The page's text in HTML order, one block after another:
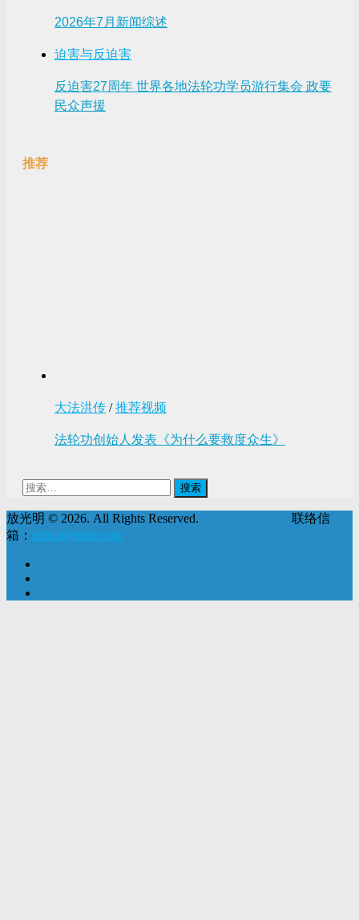
2026年7月新闻综述
迫害与反迫害
反迫害27周年 世界各地法轮功学员游行集会 政要
民众声援
推荐
大法洪传 /推荐视频
法轮功创始人发表《为什么要救度众生》
搜
放光明 © 2026. All Rights Reserved. 联络信
箱： editor@fgmtv.org